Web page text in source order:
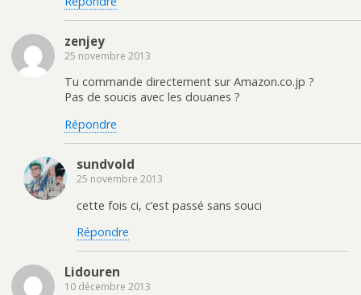
zenjey
25 novembre 2013
Tu commande directement sur Amazon.co.jp ?
Pas de soucis avec les douanes ?
Répondre
sundvold
25 novembre 2013
cette fois ci, c’est passé sans souci
Répondre
Lidouren
10 décembre 2013